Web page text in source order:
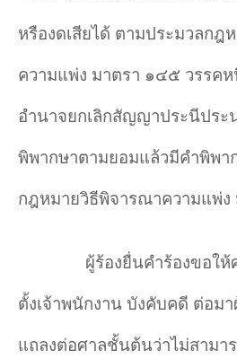
หรืองดเสียได้ ตามประมวลกฎ
ความแพ่ง มาตรา ๑๔๕ วรรค
อำนาจยกเลิกสัญญาประนีประ
พิพากษาตามยอมแล้วมีคำพิพา
กฎหมายวิธีพิจารณาความแพ่
ผู้ร้องยื่นคำร้องขอใ
ตั้งเจ้าพนักงาน บังคับคดี ต่อม
แถลงต่อศาลชั้นต้นว่าไม่สาม